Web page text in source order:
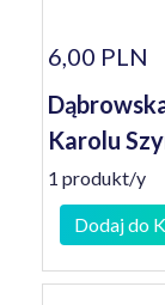
6,00 PLN
Karolu
1 produkt/y
Dodaj do